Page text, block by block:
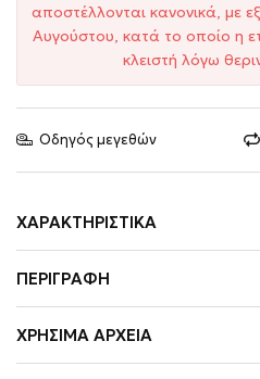
αποστέλλονται κανονικά, με
Αυγούστου, κατά το οποίο η
κλειστή λόγω
Οδηγός μεγεθών
ΧΑΡΑΚΤΗΡΙΣΤΙΚΆ
ΠΕΡΙΓΡΑΦΉ
ΧΡΉΣΙΜΑ ΑΡΧΕΊΑ